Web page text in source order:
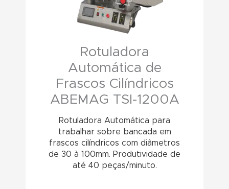
Rotuladora
Automática de
Frascos Cilíndricos
ABEMAG TSI-1200A
Rotuladora Automática para
trabalhar sobre bancada em
frascos cilíndricos com diâmetros
de 30 à 100mm. Produtividade de
até 40 peças/minuto.